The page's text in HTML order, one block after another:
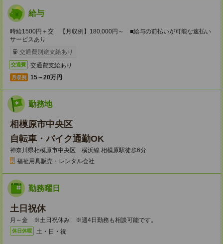
給与
時給1500円＋交 【月収例】180,000円～ ■給与の前払いが可能な速払い
サービスあり
交通費別途支給あり
交通費 交通費支給あり
月収例 15～20万円
勤務地
相模原市中央区
自転車・バイク通勤OK
神奈川県相模原市中央区 横浜線 相模原駅徒歩6分
福祉用具販売・レンタル会社
勤務曜日
土日祝休
月～金 ※土日祝休み ※週4日勤務も相談可能です。
休日休暇 土・日・祝